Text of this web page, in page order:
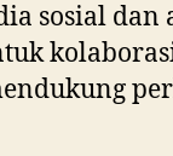
sosial